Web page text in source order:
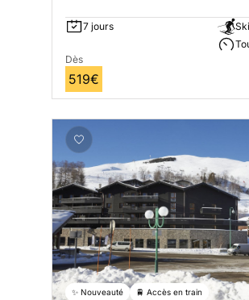
7 jours
Dès
519€
✨ Nouveauté 🚆 Accès en train